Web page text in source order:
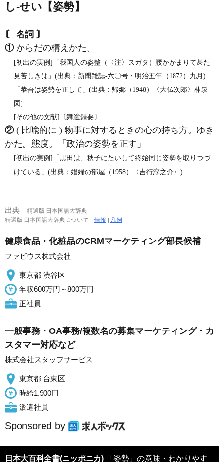
し‐せい【姿勢】
〘 名詞 〙
①からだの構えかた。
[初出の実例]「我国人の姿整（〈注〉スガタ）腰かがまりて甚た
見苦しきは」(出典：新聞雑誌‐六〇号・明治五年（1872）九月)
「恭吾は姿勢を正して」(出典：帰郷（1948）〈大仏次郎〉林泉
図)
[その他の文献]〔舞逾録要〕
②( 比喩的に ) 物事に対するときの心の持ち方。ゆき
かた。態度。「政治の姿勢を正す」
[初出の実例]「黒田は、秋子にたいして終始同じ姿勢を取りつづ
けている」(出典：娼婦の部屋（1958）〈吉行淳之介〉)
出典
精選版 日本国語大辞典
精選版 日本国語大辞典について情報 凡例
健康食品・化粧品のCRMマーケティング部長候補
ファビウス株式会社
東京都 渋谷区
年収600万円～800万円
正社員
一般事務・OA事務/複数名の募集マーケティング・カ
スタマー対応など
株式会社スタッフサービス
東京都 台東区
時給1,900円
派遣社員
Sponsored by
日本大百科全書(ニッポニカ)